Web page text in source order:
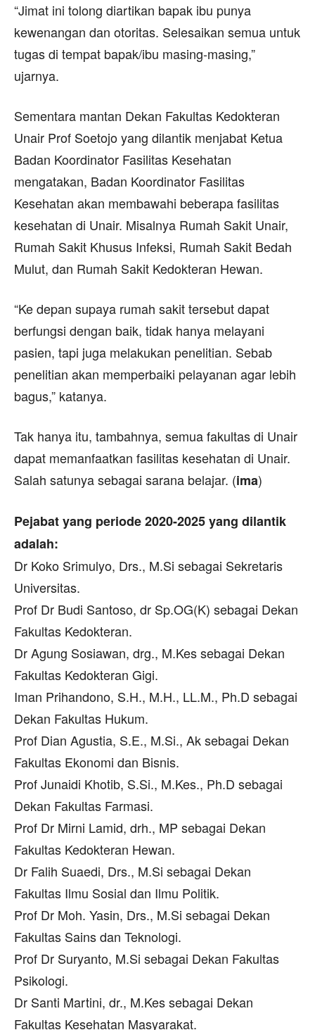
“Jimat ini tolong diartikan bapak ibu punya
kewenangan dan otoritas. Selesaikan semua untuk
tugas di tempat bapak/ibu masing-masing,”
ujarnya.
Sementara mantan Dekan Fakultas Kedokteran
Unair Prof Soetojo yang dilantik menjabat Ketua
Badan Koordinator Fasilitas Kesehatan
mengatakan, Badan Koordinator Fasilitas
Kesehatan akan membawahi beberapa fasilitas
kesehatan di Unair. Misalnya Rumah Sakit Unair,
Rumah Sakit Khusus Infeksi, Rumah Sakit Bedah
Mulut, dan Rumah Sakit Kedokteran Hewan.
“Ke depan supaya rumah sakit tersebut dapat
berfungsi dengan baik, tidak hanya melayani
pasien, tapi juga melakukan penelitian. Sebab
penelitian akan memperbaiki pelayanan agar lebih
bagus,” katanya.
Tak hanya itu, tambahnya, semua fakultas di Unair
dapat memanfaatkan fasilitas kesehatan di Unair.
Salah satunya sebagai sarana belajar. (ima)
Pejabat yang periode 2020-2025 yang dilantik
adalah:
Dr Koko Srimulyo, Drs., M.Si sebagai Sekretaris
Universitas.
Prof Dr Budi Santoso, dr Sp.OG(K) sebagai Dekan
Fakultas Kedokteran.
Dr Agung Sosiawan, drg., M.Kes sebagai Dekan
Fakultas Kedokteran Gigi.
Iman Prihandono, S.H., M.H., LL.M., Ph.D sebagai
Dekan Fakultas Hukum.
Prof Dian Agustia, S.E., M.Si., Ak sebagai Dekan
Fakultas Ekonomi dan Bisnis.
Prof Junaidi Khotib, S.Si., M.Kes., Ph.D sebagai
Dekan Fakultas Farmasi.
Prof Dr Mirni Lamid, drh., MP sebagai Dekan
Fakultas Kedokteran Hewan.
Dr Falih Suaedi, Drs., M.Si sebagai Dekan
Fakultas Ilmu Sosial dan Ilmu Politik.
Prof Dr Moh. Yasin, Drs., M.Si sebagai Dekan
Fakultas Sains dan Teknologi.
Prof Dr Suryanto, M.Si sebagai Dekan Fakultas
Psikologi.
Dr Santi Martini, dr., M.Kes sebagai Dekan
Fakultas Kesehatan Masyarakat.